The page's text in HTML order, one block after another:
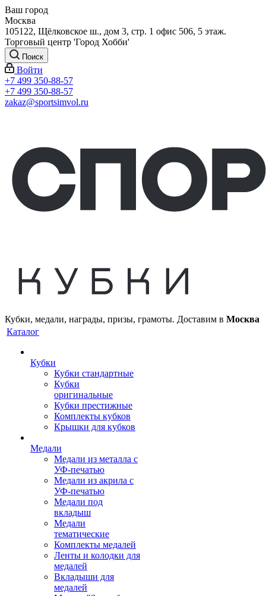
Ваш город
Москва
105122, Щёлковское ш., дом 3, стр. 1 офис 506, 5 этаж.
Торговый центр 'Город Хобби'
Поиск
Войти
+7 499 350-88-57
+7 499 350-88-57
zakaz@sportsimvol.ru
Кубки, медали, награды, призы, грамоты. Доставим в Москва
Каталог
Кубки
Кубки стандартные
Кубки
оригинальные
Кубки престижные
Комплекты кубков
Крышки для кубков
Медали
Медали из металла с
УФ-печатью
Медали из акрила с
УФ-печатью
Медали под
вкладыш
Медали
тематические
Комплекты медалей
Ленты и колодки для
медалей
Вкладыши для
медалей